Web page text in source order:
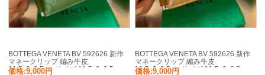
BOTTEGA VENETA BV 592626 新作
マネークリップ 編み牛皮
11.5x9x0.5cm サイズ:11.5x9x0.5cm
価格:9,000円
BOTTEGA VENETA BV 592626 新作
マネークリップ 編み牛皮
11.5x9x0.5cm サイズ:11.5x9x0.5cm
価格:9,000円